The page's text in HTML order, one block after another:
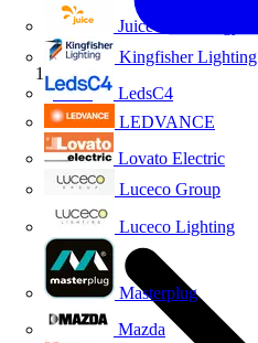
Juice Technology
Kingfisher Lighting
LedsC4
LEDVANCE
Lovato Electric
Luceco Group
Luceco Lighting
Masterplug
Mazda
Inicio